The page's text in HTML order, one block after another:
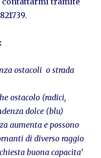
ostacoli o strada
ostacolo (radici,
dolce (blu)
aumenta e possono
di diverso raggio
buona capacita’